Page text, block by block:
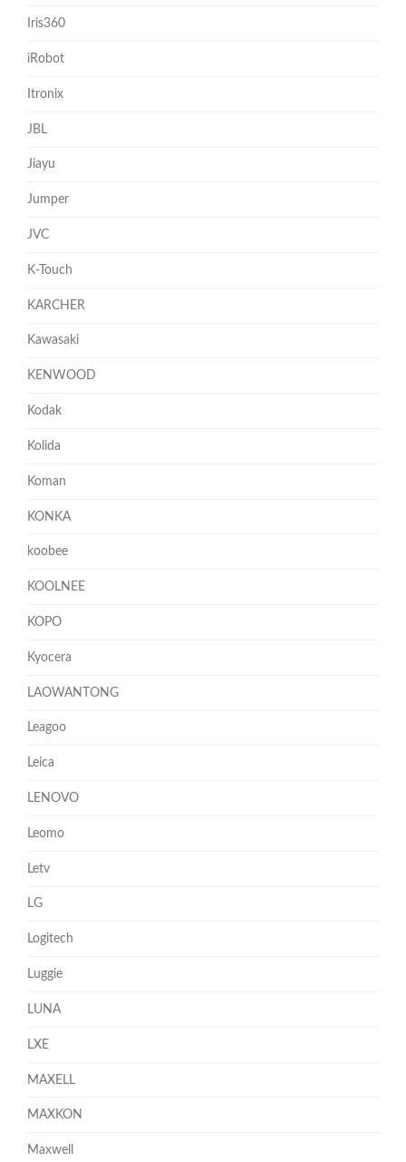
Iris360
iRobot
Itronix
JBL
Jiayu
Jumper
JVC
K-Touch
KARCHER
Kawasaki
KENWOOD
Kodak
Kolida
Koman
KONKA
koobee
KOOLNEE
KOPO
Kyocera
LAOWANTONG
Leagoo
Leica
LENOVO
Leomo
Letv
LG
Logitech
Luggie
LUNA
LXE
MAXELL
MAXKON
Maxwell